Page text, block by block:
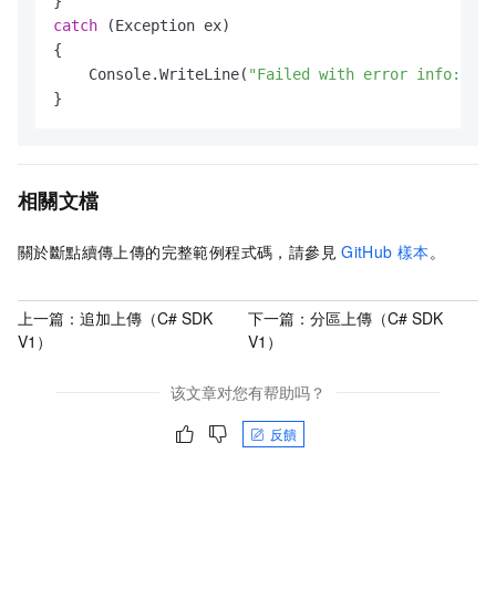
catch (Exception ex)
{
    Console.WriteLine(
"Failed with error info:
}
相關文檔
關於斷點續傳上傳的完整範例程式碼，請參見 GitHub 樣本。
上一篇： 追加上傳（C# SDK
V1）
下一篇： 分區上傳（C# SDK
V1）
该文章对您有帮助吗？
反饋